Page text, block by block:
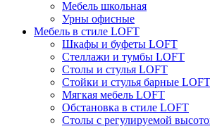
Мебель школьная
Урны офисные
Мебель в стиле LOFT
Шкафы и буфеты LOFT
Стеллажи и тумбы LOFT
Столы и стулья LOFT
Стойки и стулья барные LOFT
Мягкая мебель LOFT
Обстановка в стиле LOFT
Столы с регулируемой